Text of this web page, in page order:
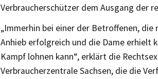
Verbraucherschützer dem Ausgang der
„Immerhin bei einer der Betroffenen,
Anhieb erfolgreich und die Dame erhielt
Kampf lohnen kann“, erklärt die
Verbraucherzentrale Sachsen, die die